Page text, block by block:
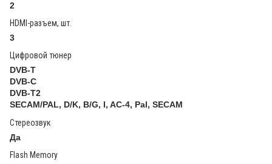
2
HDMI-разъем, шт.
3
Цифровой тюнер
DVB-T
DVB-C
DVB-T2
SECAM/PAL, D/K, B/G, I, AC-4, Pal, SECAM
Стереозвук
Да
Flash Memory